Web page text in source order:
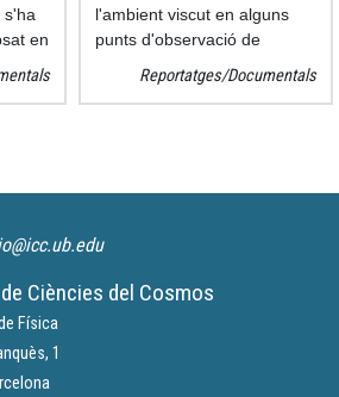
s'ha
en
l'ambient viscut en alguns
punts d'observació de
Barcelona
Reportatges/Documentals
Ciències del Cosmos
Física
1